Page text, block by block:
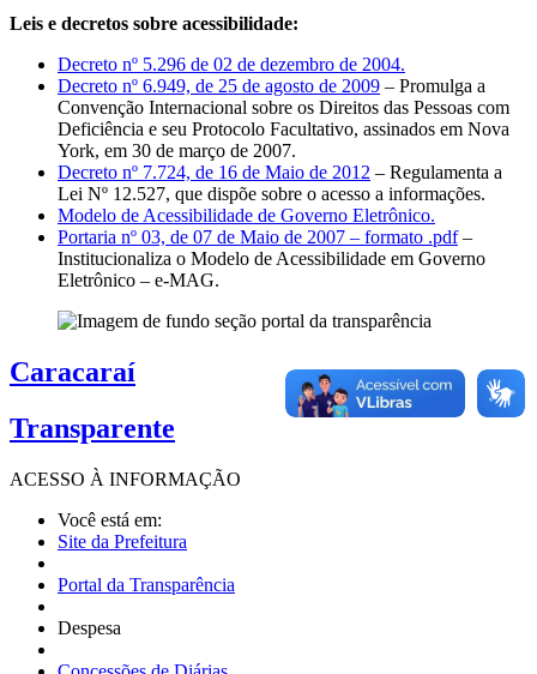
Leis e decretos sobre acessibilidade:
Decreto nº 5.296 de 02 de dezembro de 2004.
Decreto nº 6.949, de 25 de agosto de 2009 – Promulga a
Convenção Internacional sobre os Direitos das Pessoas com
Deficiência e seu Protocolo Facultativo, assinados em Nova
York, em 30 de março de 2007.
Decreto nº 7.724, de 16 de Maio de 2012 – Regulamenta a
Lei Nº 12.527, que dispõe sobre o acesso a informações.
Modelo de Acessibilidade de Governo Eletrônico.
Portaria nº 03, de 07 de Maio de 2007 – formato .pdf–
Institucionaliza o Modelo de Acessibilidade em Governo
Eletrônico – e-MAG.
Caracaraí
Transparente
ACESSO À INFORMAÇÃO
Você está em:
Site da Prefeitura
Portal da Transparência
Despesa